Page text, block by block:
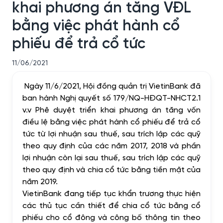
khai phương án tăng VĐL
bằng việc phát hành cổ
phiếu để trả cổ tức
11/06/2021
Ngày 11/6/2021, Hội đồng quản trị VietinBank đã
ban hành Nghị quyết số 179/NQ-HĐQT-NHCT2.1
v.vPhê duyệt triển khai phương án tăng vốn
điều lệ bằng việc phát hành cổ phiếu để trả cổ
tức từ lợi nhuận sau thuế, sau trích lập các quỹ
theo quy định của các năm 2017, 2018 và phần
lợi nhuận còn lại sau thuế, sau trích lập các quỹ
theo quy định và chia cổ tức bằng tiền mặt của
năm 2019.
VietinBank đang tiếp tục khẩn trương thực hiện
các thủ tục cần thiết để chia cổ tức bằng cổ
phiếu cho cổ đông và công bố thông tin theo